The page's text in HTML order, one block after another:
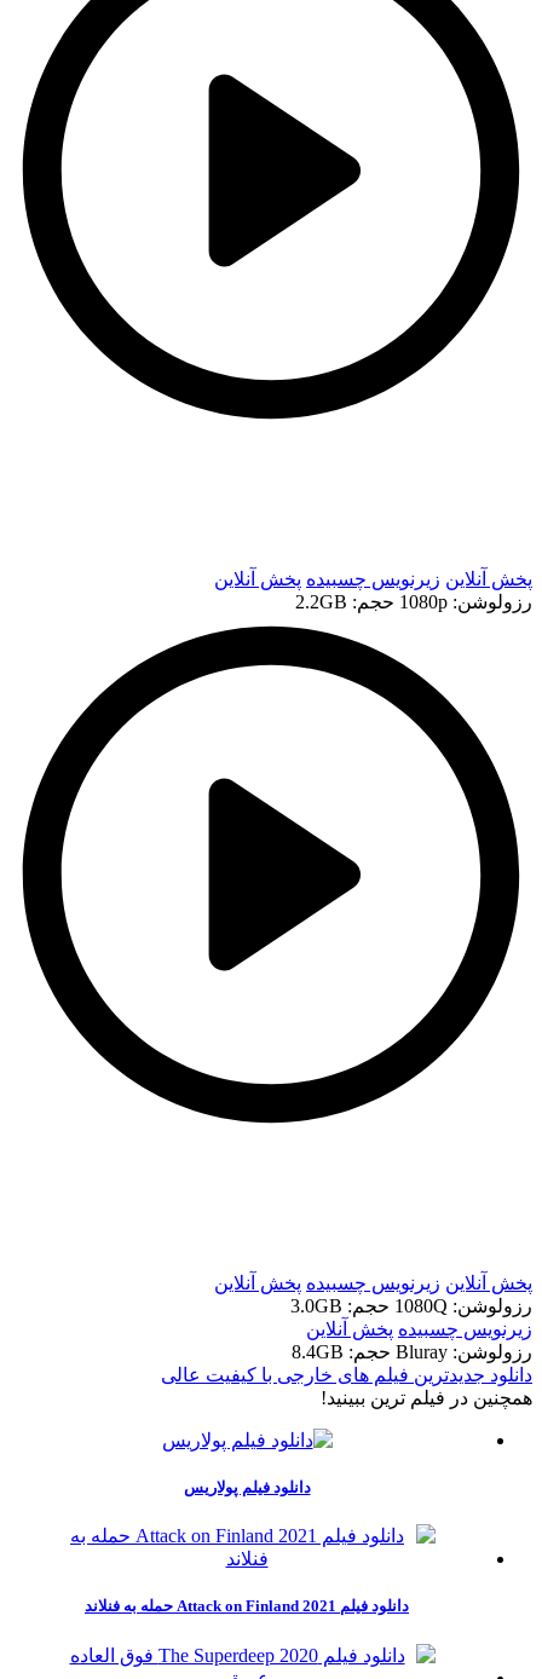
پخش آنلاین زیرنویس چسبیده پخش آنلاین
رزولوشن: 1080p
حجم: 2.2GB
پخش آنلاین زیرنویس چسبیده پخش آنلاین
رزولوشن: 1080Q
حجم: 3.0GB
زیرنویس چسبیده پخش آنلاین
رزولوشن: Bluray
حجم: 8.4GB
دانلود جدیدترین فیلم های خارجی با کیفیت عالی
همچنين در فيلم ترين ببينيد!
دانلود فیلم پولاریس
دانلود فیلم Attack on Finland 2021 حمله به فنلاند